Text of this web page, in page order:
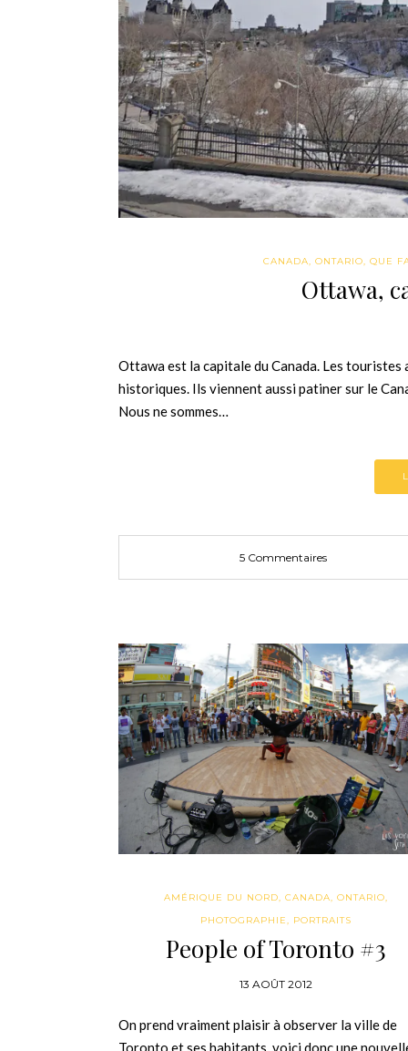
CANADA, ONTARIO, QUE
Ottawa,
Ottawa est la capitale du Canada. Les touristes
historiques. Ils viennent aussi patiner sur le
Nous ne sommes…
5 Commentaires
AMÉRIQUE DU NORD, CANADA, ONTARIO,
PHOTOGRAPHIE, PORTRAITS
People of Toronto #3
13 AOÛT 2012
On prend vraiment plaisir à observer la ville de
Toronto et ses habitants, voici donc une